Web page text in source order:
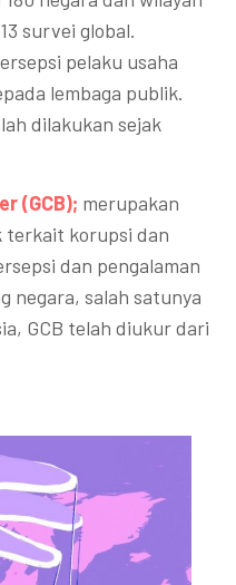
survei global.
pelaku usaha
lembaga publik.
dilakukan sejak
(GCB); merupakan
terkait korupsi dan
dan pengalaman
negara, salah satunya
GCB telah diukur dari